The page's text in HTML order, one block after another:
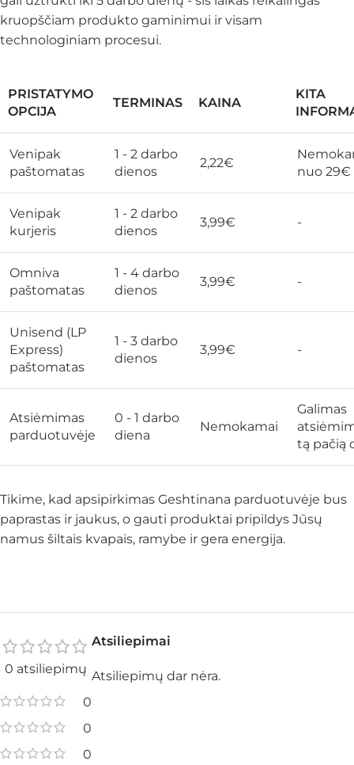
kruopščiam produkto gaminimui ir visam
technologiniam procesui.
PRISTATYMO
OPCIJA
TERMINAS KAINA
KITA
Venipak
paštomatas
1 - 2 darbo
dienos
2,22€
nuo 29€
Venipak
kurjeris
1 - 2 darbo
dienos
3,99€ -
Omniva
paštomatas
1 - 4 darbo
dienos
3,99€ -
Unisend (LP
Express)
paštomatas
1 - 3 darbo
dienos
3,99€ -
Atsiėmimas
parduotuvėje
0 - 1 darbo
diena
Nemokamai
Galimas
tą pačią
Tikime, kad apsipirkimas Geshtinana parduotuvėje bus
paprastas ir jaukus, o gauti produktai pripildys Jūsų
namus šiltais kvapais, ramybe ir gera energija.
0 atsiliepimų
0
0
0
Atsiliepimai
Atsiliepimų dar nėra.